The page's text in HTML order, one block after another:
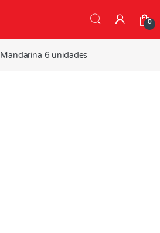
0
Mandarina 6 unidades